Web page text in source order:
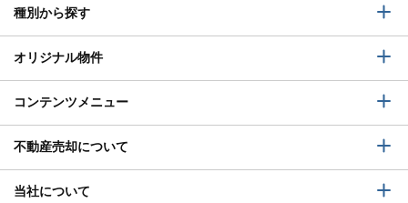
種別から探す
オリジナル物件
コンテンツメニュー
不動産売却について
当社について